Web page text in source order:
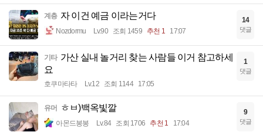
계층 자 이건 예금 이라는거다
Nozdormu Lv.90 조회 1459 추천 1 17:07
14
댓글
기타 가산 실내 놀거리 찾는 사람들 이거 참고하세
요
호쿠마타타 Lv.12 조회 1144 17:05
1
댓글
유머 ㅎㅂ)백옥빛깔
아몬드봉봉 Lv.84 조회 1706 추천 1 17:04
9
댓글